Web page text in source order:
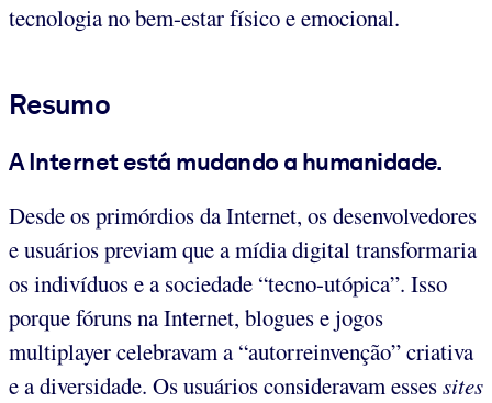
tecnologia no bem-estar físico e emocional.
Resumo
A Internet está mudando a humanidade.
Desde os primórdios da Internet, os desenvolvedores
e usuários previam que a mídia digital transformaria
os indivíduos e a sociedade “tecno-utópica”. Isso
porque fóruns na Internet, blogues e jogos
multiplayer celebravam a “autorreinvenção” criativa
e a diversidade. Os usuários consideravam essessites